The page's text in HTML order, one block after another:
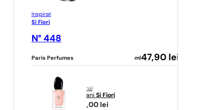
Inspirat
Si Fiori
N° 448
Paris Perfumes ml47,90 lei
original
Armani Si Fiori
725,00 lei